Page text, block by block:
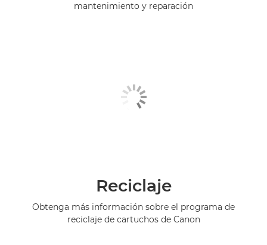
mantenimiento y reparación
Reciclaje
Obtenga más información sobre el programa de
reciclaje de cartuchos de Canon